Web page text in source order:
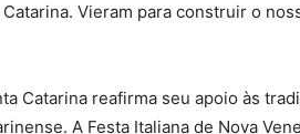
Vieram para construir o
Catarina reafirma seu apoio às
A Festa Italiana de Nova